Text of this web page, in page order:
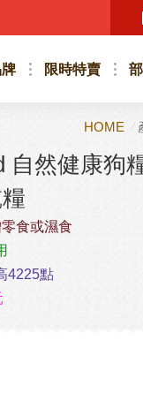
限時特賣
HOME
自然健康狗
食或濕食
4225點